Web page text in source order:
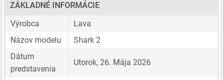
ZÁKLADNÉ INFORMÁCIE
Výrobca
Lava
Názov modelu
Shark 2
Dátum
predstavenia
Utorok, 26. Mája 2026